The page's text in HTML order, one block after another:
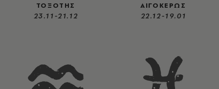
ΤΟΞΟΤΗΣ
23.11-21.12
ΑΙΓΟΚΕΡΩΣ
22.12-19.01